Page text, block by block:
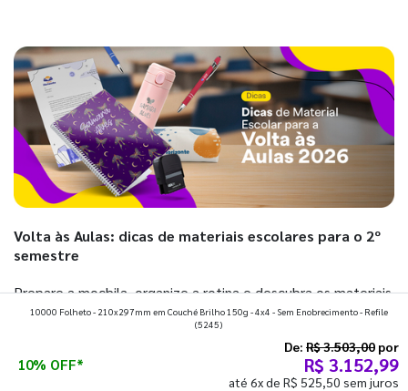
Volta às Aulas: dicas de materiais escolares para o 2º
semestre
Prepare a mochila, organize a rotina e descubra os materiais
que fazem toda diferença para começar o segundo
10000 Folheto - 210x297mm em Couché Brilho 150g - 4x4 - Sem Enobrecimento - Refile
(5245)
10% OFF*
De: R$ 3.503,00 por
R$ 3.152,99
até 6x de R$ 525,50 sem juros